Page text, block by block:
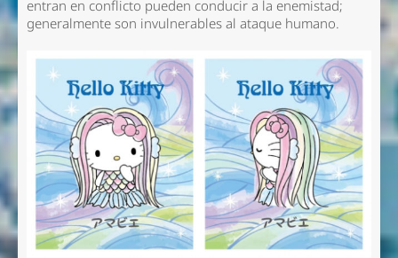
entran en conflicto pueden conducir a la enemistad;
generalmente son invulnerables al ataque humano.